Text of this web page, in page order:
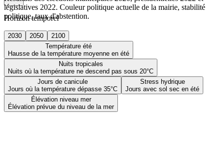
Horizon temporel
2030 2050
2100
Température été
Hausse de la température moyenne en été
Nuits tropicales
Nuits où la température ne descend pas sous 20°C
Jours de canicule
Jours où la température dépasse 35°C
Stress hydrique
Jours avec sol sec en été
Élévation niveau mer
Élévation prévue du niveau de la mer
législatives 2022. Couleur politique actuelle de la mairie, stabilité
politique, taux d'abstention.